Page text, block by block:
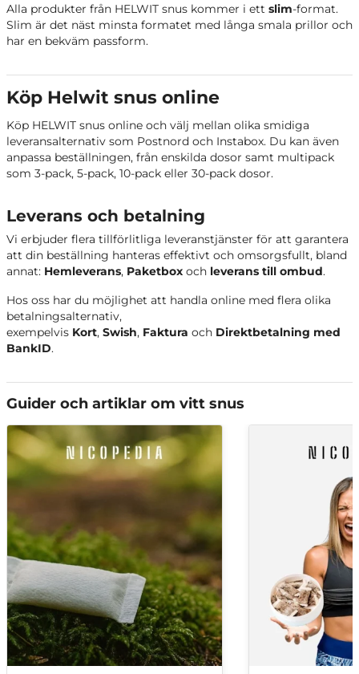
HELWIT Elderflower Limited Edition Fläder
HELWIT Ginger Blood Orange
Alla produkter från HELWIT snus kommer i ett slim-format.
Slim är det näst minsta formatet med långa smala prillor och
har en bekväm passform.
Köp Helwit snus online
Köp HELWIT snus online och välj mellan olika smidiga
leveransalternativ som Postnord och Instabox. Du kan även
anpassa beställningen, från enskilda dosor samt multipack
som 3-pack, 5-pack, 10-pack eller 30-pack dosor.
Leverans och betalning
Vi erbjuder flera tillförlitliga leveranstjänster för att garantera
att din beställning hanteras effektivt och omsorgsfullt, bland
annat: Hemleverans, Paketbox och leverans till ombud.
Hos oss har du möjlighet att handla online med flera olika
betalningsalternativ,
exempelvis Kort, Swish, Faktura och Direktbetalning med
BankID.
Guider och artiklar om vitt snus